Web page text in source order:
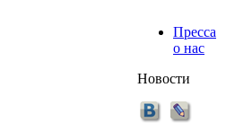
Пресса
о нас
Новости